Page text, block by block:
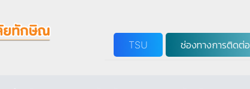
TSU
ช่องทางการติดต่อ